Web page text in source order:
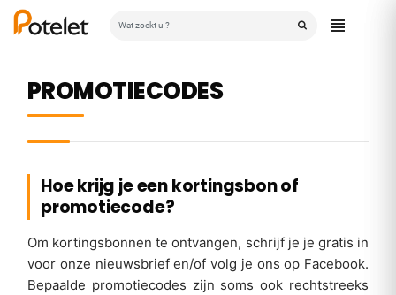
PROMOTIECODES
Hoe krijg je een kortingsbon of
promotiecode?
Om kortingsbonnen te ontvangen, schrijf je je gratis in
voor onze nieuwsbrief en/of volg je ons op Facebook.
Bepaalde promotiecodes zijn soms ook rechtstreeks